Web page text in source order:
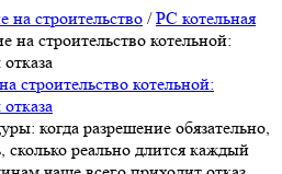
на строительство /РС котельная
строительство котельной:
когда разрешение обязательно,
сколько реально длится каждый